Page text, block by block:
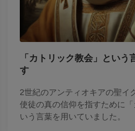
「カトリック教会」という
す
2世紀のアンティオキアの聖イ
使徒の真の信仰を指すために
いう言葉を用いていました。